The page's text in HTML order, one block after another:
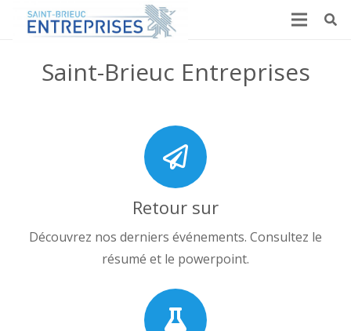
Saint-Brieuc Entreprises
Retour sur
Découvrez nos derniers événements. Consultez le
résumé et le powerpoint.